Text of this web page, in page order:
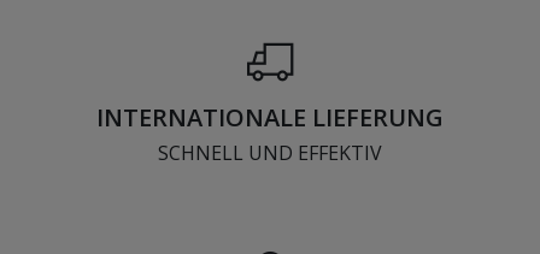
INTERNATIONALE LIEFERUNG
SCHNELL UND EFFEKTIV